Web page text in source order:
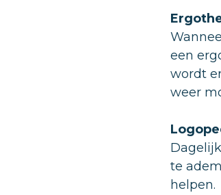
een
wordt
weer
te
helpen.